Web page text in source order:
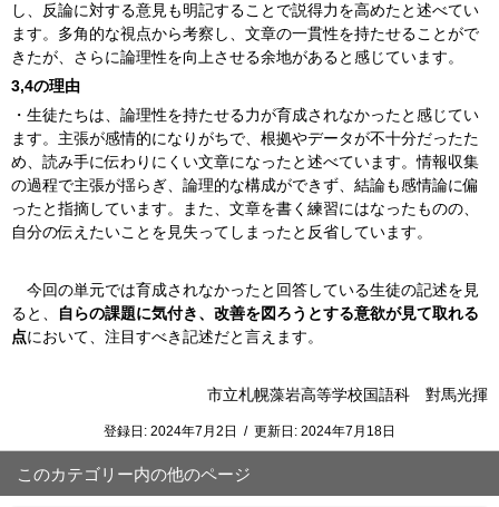
し、反論に対する意見も明記することで説得力を高めたと述べてい
ます。多角的な視点から考察し、文章の一貫性を持たせることがで
きたが、さらに論理性を向上させる余地があると感じています。
3,4の理由
・生徒たちは、論理性を持たせる力が育成されなかったと感じてい
ます。主張が感情的になりがちで、根拠やデータが不十分だったた
め、読み手に伝わりにくい文章になったと述べています。情報収集
の過程で主張が揺らぎ、論理的な構成ができず、結論も感情論に偏
ったと指摘しています。また、文章を書く練習にはなったものの、
自分の伝えたいことを見失ってしまったと反省しています。
今回の単元では育成されなかったと回答している生徒の記述を見
ると、
自らの課題に気付き、改善を図ろうとする意欲が見て取れる
点において、注目すべき記述だと言えます。
市立札幌藻岩高等学校国語科 對馬光揮
登録日: 2024年7月2日 / 更新日: 2024年7月18日
このカテゴリー内の他のページ